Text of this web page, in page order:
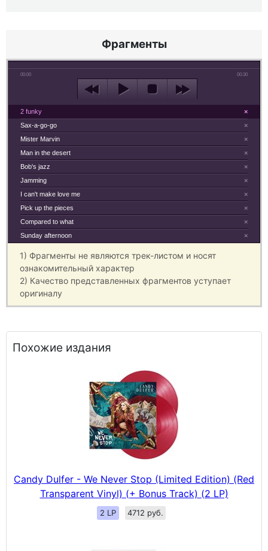
Фрагменты
00:00 00:30
×
2 funky
×
Sax-a-go-go
×
Mister Marvin
×
Man in the desert
×
Bob's jazz
×
Jamming
×
I can't make love me
×
Pick up the pieces
×
Compared to what
×
Sunday afternoon
1) Фрагменты не являются трек-листом и носят
ознакомительный характер
2) Качество представленных фрагментов уступает
оригиналу
Похожие издания
Candy Dulfer - We Never Stop (Limited Edition) (Red
Transparent Vinyl) (+ Bonus Track) (2 LP)
2 LP 4712 руб.